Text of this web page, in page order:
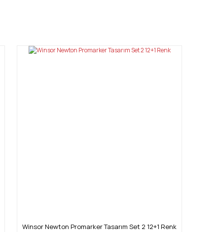
Winsor Newton Promarker Tasarım Set 2 12+1 Renk